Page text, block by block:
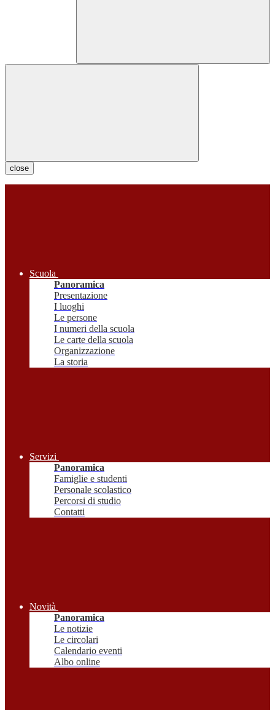
close
Scuola
Panoramica
Presentazione
I luoghi
Le persone
I numeri della scuola
Le carte della scuola
Organizzazione
La storia
Servizi
Panoramica
Famiglie e studenti
Personale scolastico
Percorsi di studio
Contatti
Novità
Panoramica
Le notizie
Le circolari
Calendario eventi
Albo online